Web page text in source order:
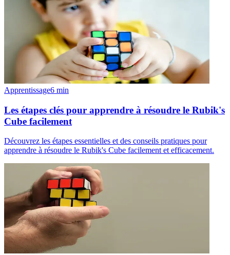
Apprentissage6 min
Les étapes clés pour apprendre à résoudre le Rubik's
Cube facilement
Découvrez les étapes essentielles et des conseils pratiques pour
apprendre à résoudre le Rubik's Cube facilement et efficacement.